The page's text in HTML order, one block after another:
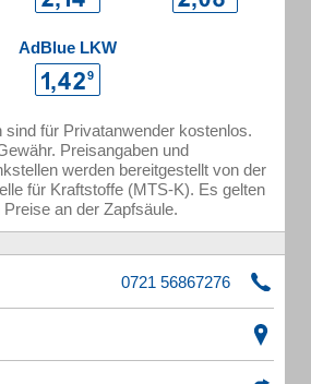
AdBlue LKW
sind für Privatanwender kostenlos.
Preisangaben und
werden bereitgestellt von der
für Kraftstoffe (MTS-K). Es gelten
an der Zapfsäule.